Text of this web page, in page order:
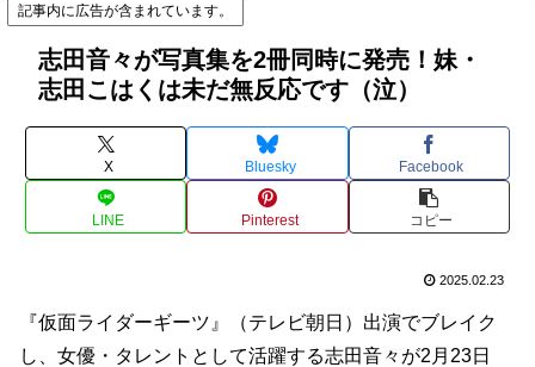
記事内に広告が含まれています。
志田音々が写真集を2冊同時に発売！妹・
志田こはくは未だ無反応です（泣）
X Bluesky Facebook
LINE Pinterest コピー
2025.02.23
『仮面ライダーギーツ』（テレビ朝日）出演でブレイク
し、女優・タレントとして活躍する志田音々が2月23日